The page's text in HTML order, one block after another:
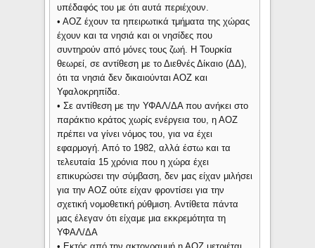
υπέδαφός του με ότι αυτά περιέχουν.
• ΑΟΖ έχουν τα ηπειρωτικά τμήματα της χώρας
έχουν και τα νησιά και οι νησίδες που
συντηρούν από μόνες τους ζωή. Η Τουρκία
θεωρεί, σε αντίθεση με το Διεθνές Δίκαιο (ΔΔ),
ότι τα νησιά δεν δικαιούνται ΑΟΖ και
Υφαλοκρηπίδα.
• Σε αντίθεση με την ΥΦΑΛ/ΔΑ που ανήκει στο
παράκτιο κράτος χωρίς ενέργεια του, η ΑΟΖ
πρέπει να γίνει νόμος του, για να έχει
εφαρμογή. Από το 1982, αλλά έστω και τα
τελευταία 15 χρόνια που η χώρα έχει
επικυρώσει την σύμβαση, δεν μας είχαν μιλήσει
για την ΑΟΖ ούτε είχαν φροντίσει για την
σχετική νομοθετική ρύθμιση. Αντίθετα πάντα
μας έλεγαν ότι είχαμε μια εκκρεμότητα τη
ΥΦΑΛ/ΔΑ